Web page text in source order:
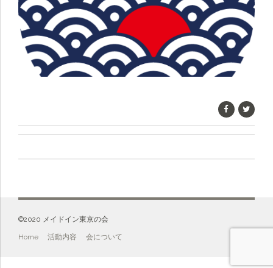
©️2020 メイドイン東京の会
Home 活動内容 会について